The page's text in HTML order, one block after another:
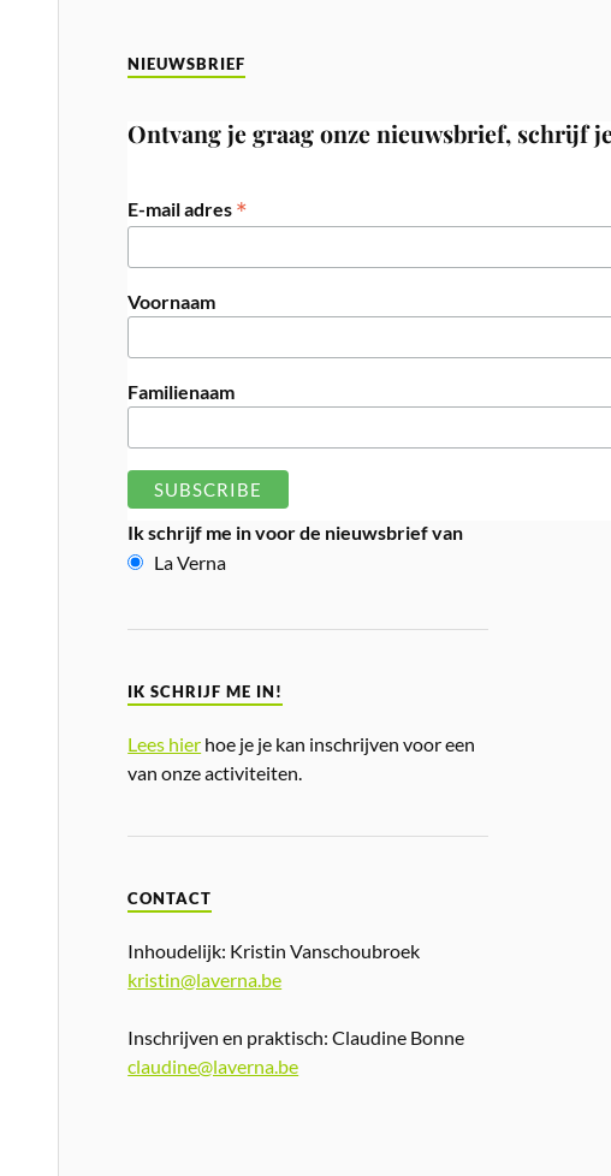
NIEUWSBRIEF
Ontvang je graag onze nieuwsbrief, schrijf
E-mail adres *
Voornaam
Familienaam
Ik schrijf me in voor de nieuwsbrief van
La Verna
IK SCHRIJF ME IN!
Lees hier hoe je je kan inschrijven voor een
van onze activiteiten.
CONTACT
Inhoudelijk: Kristin Vanschoubroek
kristin@laverna.be
Inschrijven en praktisch: Claudine Bonne
claudine@laverna.be